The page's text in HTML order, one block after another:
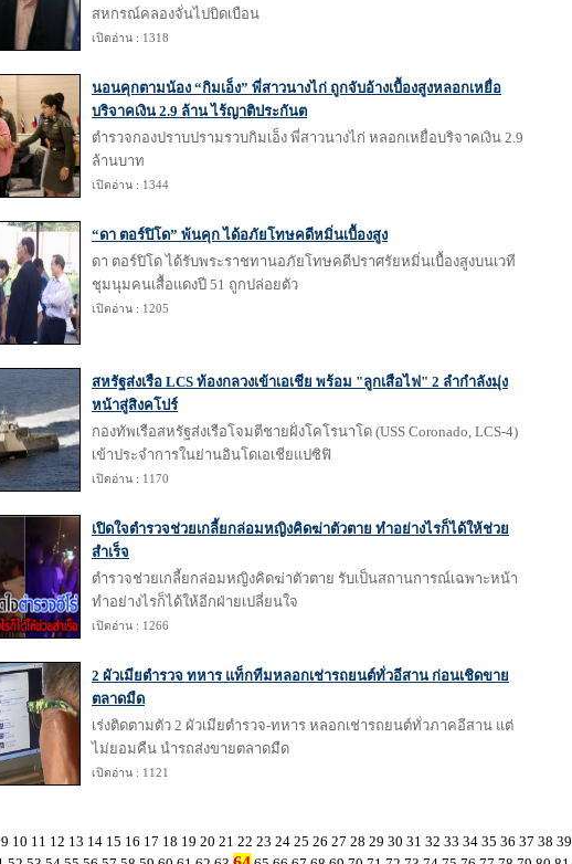
สหกรณ์คลองจั่นไปบิดเบือน
เปิดอ่าน : 1318
นอนคุกตามน้อง “กิมเอ็ง” พี่สาวนางไก่ ถูกจับอ้างเบื้องสูงหลอกเหยื่อ
บริจาคเงิน 2.9 ล้าน ไร้ญาติประกันต
ตำรวจกองปราบปรามรวบกิมเอ็ง พี่สาวนางไก่ หลอกเหยื่อบริจาคเงิน 2.9
ล้านบาท
เปิดอ่าน : 1344
“ดา ตอร์ปิโด” พ้นคุก ได้อภัยโทษคดีหมิ่นเบื้องสูง
ดา ตอร์ปิโด ได้รับพระราชทานอภัยโทษคดีปราศรัยหมิ่นเบื้องสูงบนเวที
ชุมนุมคนเสื้อแดงปี 51 ถูกปล่อยตัว
เปิดอ่าน : 1205
สหรัฐส่งเรือ LCS ท้องกลวงเข้าเอเชีย พร้อม "ลูกเสือไฟ" 2 ลำกำลังมุ่ง
หน้าสู่สิงคโปร์
กองทัพเรือสหรัฐส่งเรือโจมตีชายฝั่งโคโรนาโด (USS Coronado, LCS-4)
เข้าประจำการในย่านอินโดเอเชียแปซิฟิ
เปิดอ่าน : 1170
เปิดใจตำรวจช่วยเกลี้ยกล่อมหญิงคิดฆ่าตัวตาย ทำอย่างไรก็ได้ให้ช่วย
สำเร็จ
ตำรวจช่วยเกลี้ยกล่อมหญิงคิดฆ่าตัวตาย รับเป็นสถานการณ์เฉพาะหน้า
ทำอย่างไรก็ได้ให้อีกฝ่ายเปลี่ยนใจ
เปิดอ่าน : 1266
2 ผัวเมียตำรวจ ทหาร แท็กทีมหลอกเช่ารถยนต์ทั่วอีสาน ก่อนเชิดขาย
ตลาดมืด
เร่งติดตามตัว 2 ผัวเมียตำรวจ-ทหาร หลอกเช่ารถยนต์ทั่วภาคอีสาน แต่
ไม่ยอมคืน นำรถส่งขายตลาดมืด
เปิดอ่าน : 1121
9 10 11 12 13 14 15 16 17 18 19 20 21 22 23 24 25 26 27 28 29 30 31 32 33 34 35 36 37 38 39